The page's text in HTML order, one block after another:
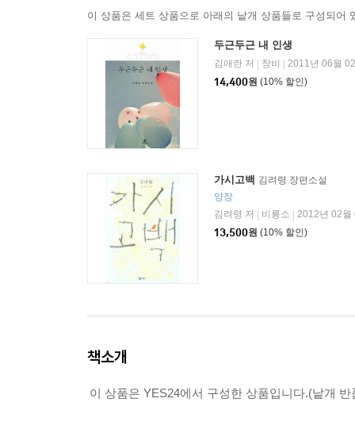
이 상품은 세트 상품으로 아래의 낱개 상품들로 구성되어
두근두근 내 인생
김애란 저 창비
2011년 06월
14,400원 (10% 할인)
가시고백 김려령 장편소설
양장
김려령 저
비룡소
2012년 02월
13,500원 (10% 할인)
책소개
이 상품은 YES24에서 구성한 상품입니다.(낱개 반